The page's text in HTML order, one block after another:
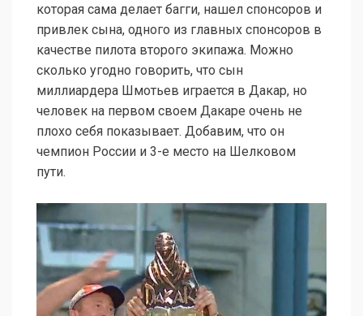
которая сама делает багги, нашел спонсоров и
привлек сына, одного из главных спонсоров в
качестве пилота второго экипажа. Можно
сколько угодно говорить, что сын
миллиардера Шмотьев играется в Дакар, но
человек на первом своем Дакаре очень не
плохо себя показывает. Добавим, что он
чемпион России и 3-е место на Шелковом
пути.